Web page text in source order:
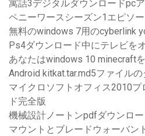
寓話3デジタルダウンロードpc
ペニーワースシーズン1エピソ
無料のwindows 7用のcyberlink
Ps4ダウンロード中にテレビを
あなたはwindows 10 minecraft
Android kitkat.tar.md5ファイル
マイクロソフトオフィス2010
ド完全版
機械設計ノートンpdfダウンロー
マウントとブレードウォーバン